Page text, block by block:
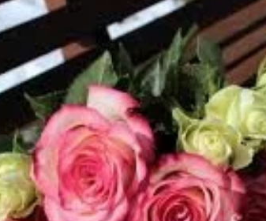
In
Whatsapp
Status